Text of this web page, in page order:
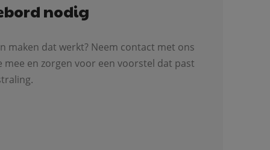
nodig
maken dat werkt? Neem contact met ons
mee en zorgen voor een voorstel dat past